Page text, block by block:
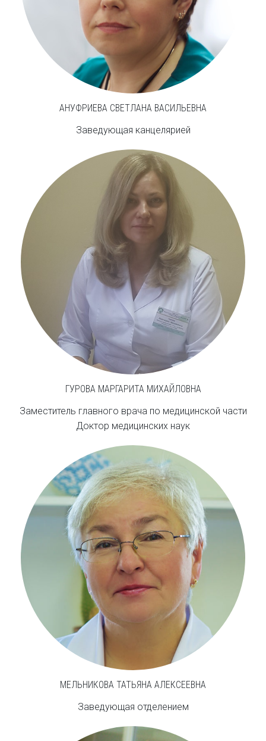
АНУФРИЕВА СВЕТЛАНА ВАСИЛЬЕВНА
Заведующая канцелярией
ГУРОВА МАРГАРИТА МИХАЙЛОВНА
Заместитель главного врача по медицинской части
Доктор медицинских наук
МЕЛЬНИКОВА ТАТЬЯНА АЛЕКСЕЕВНА
Заведующая отделением